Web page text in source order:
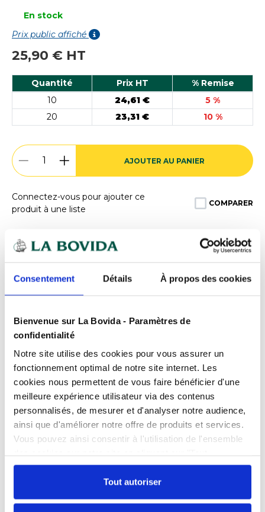
Consentement Détails À propos des cookies
Bienvenue sur La Bovida - Paramètres de
confidentialité
Notre site utilise des cookies pour vous assurer un
fonctionnement optimal de notre site internet. Les
cookies nous permettent de vous faire bénéficier d'une
meilleure expérience utilisateur via des contenus
personnalisés, de mesurer et d'analyser notre audience,
ainsi que d'améliorer notre offre de produits et services.
Vous pouvez ainsi consentir à l'utilisation de l'ensemble
autoriser". Cependant, si vous ne souhaitez autoriser que
certains types de cookies, veuillez cliquer sur
"Personnaliser mes choix".
Tout autoriser
En stock
Prix public affiché
25,90 € HT
Quantité Prix HT
% Remise
10
24,61 €
5 %
20
23,31 € 10 %
AJOUTER AU PANIER
Connectez-vous pour ajouter ce
produit à une liste
COMPARER
Expéditionrapide
Présentation
Grille inox professionnelle GN 2/1
La grille inox GN 2/1 est un support essentiel pour les
professionnels de la boulangerie, pâtisserie et
métiers de bouche recherchant une solution fiable
et durable pour la cuisson, le refroidissement ou la
surgélation. Conçue en inox 100 %, elle offre une
Sa structure rigide garantit une parfaite tenue,
même en charge. Cette grille professionnelle
GN 2/1.
Caractéristiques
Format GN 2/1
Largeur 53 cm
Documents téléchargeables